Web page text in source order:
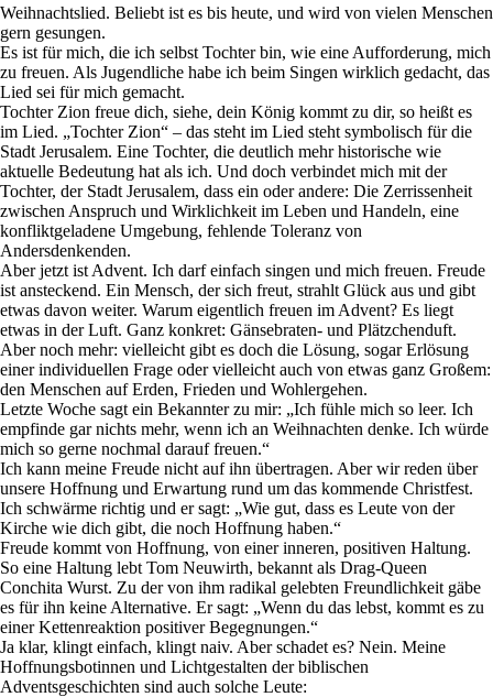
Weihnachtslied. Beliebt ist es bis heute, und wird von vielen Menschen
gern gesungen.
Es ist für mich, die ich selbst Tochter bin, wie eine Aufforderung, mich
zu freuen. Als Jugendliche habe ich beim Singen wirklich gedacht, das
Lied sei für mich gemacht.
Tochter Zion freue dich, siehe, dein König kommt zu dir, so heißt es
im Lied. „Tochter Zion“ – das steht im Lied steht symbolisch für die
Stadt Jerusalem. Eine Tochter, die deutlich mehr historische wie
aktuelle Bedeutung hat als ich. Und doch verbindet mich mit der
Tochter, der Stadt Jerusalem, dass ein oder andere: Die Zerrissenheit
zwischen Anspruch und Wirklichkeit im Leben und Handeln, eine
konfliktgeladene Umgebung, fehlende Toleranz von
Andersdenkenden.
Aber jetzt ist Advent. Ich darf einfach singen und mich freuen. Freude
ist ansteckend. Ein Mensch, der sich freut, strahlt Glück aus und gibt
etwas davon weiter. Warum eigentlich freuen im Advent? Es liegt
etwas in der Luft. Ganz konkret: Gänsebraten- und Plätzchenduft.
Aber noch mehr: vielleicht gibt es doch die Lösung, sogar Erlösung
einer individuellen Frage oder vielleicht auch von etwas ganz Großem:
den Menschen auf Erden, Frieden und Wohlergehen.
Letzte Woche sagt ein Bekannter zu mir: „Ich fühle mich so leer. Ich
empfinde gar nichts mehr, wenn ich an Weihnachten denke. Ich würde
mich so gerne nochmal darauf freuen.“
Ich kann meine Freude nicht auf ihn übertragen. Aber wir reden über
unsere Hoffnung und Erwartung rund um das kommende Christfest.
Ich schwärme richtig und er sagt: „Wie gut, dass es Leute von der
Kirche wie dich gibt, die noch Hoffnung haben.“
Freude kommt von Hoffnung, von einer inneren, positiven Haltung.
So eine Haltung lebt Tom Neuwirth, bekannt als Drag-Queen
Conchita Wurst. Zu der von ihm radikal gelebten Freundlichkeit gäbe
es für ihn keine Alternative. Er sagt: „Wenn du das lebst, kommt es zu
einer Kettenreaktion positiver Begegnungen.“
Ja klar, klingt einfach, klingt naiv. Aber schadet es? Nein. Meine
Hoffnungsbotinnen und Lichtgestalten der biblischen
Adventsgeschichten sind auch solche Leute: